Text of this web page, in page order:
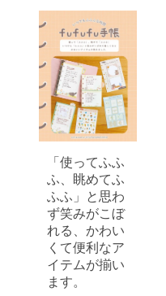
「使ってふふ
ふ、眺めてふ
ふふ」と思わ
ず笑みがこぼ
れる、かわい
くて便利なア
イテムが揃い
ます。